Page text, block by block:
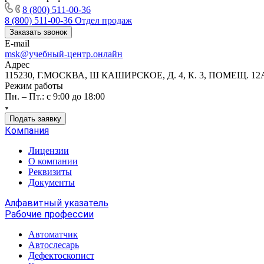
8 (800) 511-00-36
8 (800) 511-00-36 Отдел продаж
Заказать звонок
E-mail
msk@учебный-центр.онлайн
Адрес
115230, Г.МОСКВА, Ш КАШИРСКОЕ, Д. 4, К. 3, ПОМЕЩ.
Режим работы
Пн. – Пт.: с 9:00 до 18:00
Подать заявку
Компания
Лицензии
О компании
Реквизиты
Документы
Алфавитный указатель
Рабочие профессии
Автоматчик
Автослесарь
Дефектоскопист